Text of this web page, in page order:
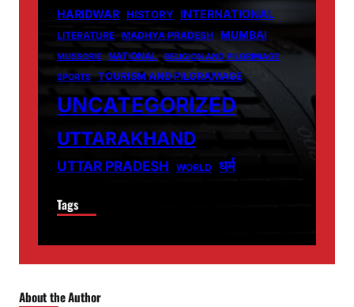
HARIDWAR HISTORY INTERNATIONAL
LITERATURE MADHYA PRADESH MUMBAI
MUSSORIE NATIONAL
RELIGION AND PILGRIMAGE
SPORTS
TOURISM AND PILGRAMAGE
UNCATEGORIZED
UTTARAKHAND
UTTAR PRADESH WORLD धर्म
Tags
About the Author